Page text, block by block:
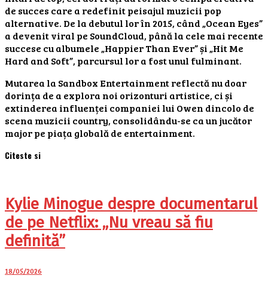
de succes care a redefinit peisajul muzicii pop
alternative. De la debutul lor în 2015, când „Ocean Eyes”
a devenit viral pe SoundCloud, până la cele mai recente
succese cu albumele „Happier Than Ever” și „Hit Me
Hard and Soft”, parcursul lor a fost unul fulminant.
Mutarea la Sandbox Entertainment reflectă nu doar
dorința de a explora noi orizonturi artistice, ci și
extinderea influenței companiei lui Owen dincolo de
scena muzicii country, consolidându-se ca un jucător
major pe piața globală de entertainment.
Citeste si
Kylie Minogue despre documentarul
de pe Netflix: „Nu vreau să fiu
definită”
18/05/2026